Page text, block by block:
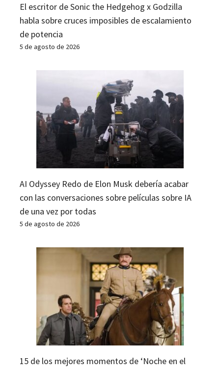
El escritor de Sonic the Hedgehog x Godzilla
habla sobre cruces imposibles de escalamiento
de potencia
5 de agosto de 2026
AI Odyssey Redo de Elon Musk debería acabar
con las conversaciones sobre películas sobre IA
de una vez por todas
5 de agosto de 2026
15 de los mejores momentos de ‘Noche en el